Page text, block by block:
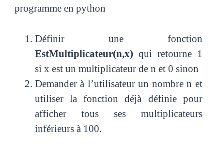
programme en python
Définir une fonction
EstMultiplicateur(n,x) qui retourne 1
si x est un multiplicateur de n et 0 sinon
Demander à l’utilisateur un nombre n et
utiliser la fonction déjà définie pour
afficher tous ses multiplicateurs
inférieurs à 100.